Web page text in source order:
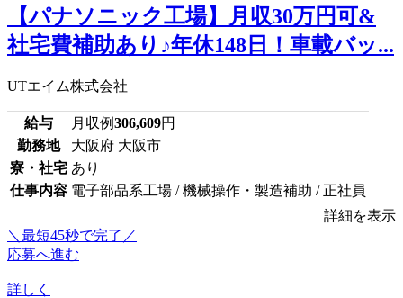
【パナソニック工場】月収30万円可&
社宅費補助あり♪年休148日！車載バッ...
UTエイム株式会社
給与 月収例306,609円
勤務地
大阪府 大阪市
寮・社宅 あり
仕事内容 電子部品系工場 / 機械操作・製造補助 / 正社員
詳細を表示
＼最短45秒で完了／
応募へ進む
詳しく